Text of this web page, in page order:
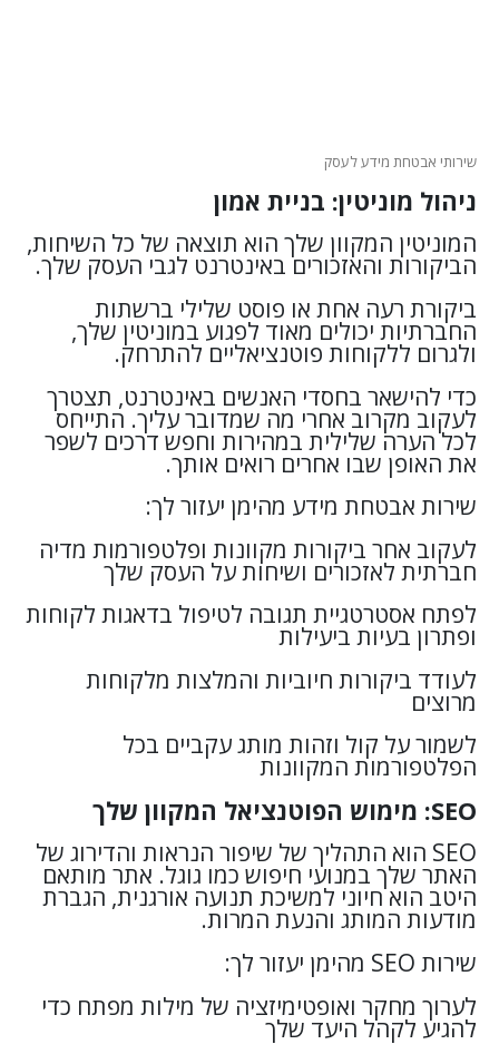
שירותי אבטחת מידע לעסק
ניהול מוניטין: בניית אמון
המוניטין המקוון שלך הוא תוצאה של כל השיחות,
הביקורות והאזכורים באינטרנט לגבי העסק שלך.
ביקורת רעה אחת או פוסט שלילי ברשתות
החברתיות יכולים מאוד לפגוע במוניטין שלך,
ולגרום ללקוחות פוטנציאליים להתרחק.
כדי להישאר בחסדי האנשים באינטרנט, תצטרך
לעקוב מקרוב אחרי מה שמדובר עליך. התייחס
לכל הערה שלילית במהירות וחפש דרכים לשפר
את האופן שבו אחרים רואים אותך.
שירות אבטחת מידע מהימן יעזור לך:
לעקוב אחר ביקורות מקוונות ופלטפורמות מדיה
חברתית לאזכורים ושיחות על העסק שלך
לפתח אסטרטגיית תגובה לטיפול בדאגות לקוחות
ופתרון בעיות ביעילות
לעודד ביקורות חיוביות והמלצות מלקוחות
מרוצים
לשמור על קול וזהות מותג עקביים בכל
הפלטפורמות המקוונות
SEO: מימוש הפוטנציאל המקוון שלך
SEO הוא התהליך של שיפור הנראות והדירוג של
האתר שלך במנועי חיפוש כמו גוגל. אתר מותאם
היטב הוא חיוני למשיכת תנועה אורגנית, הגברת
מודעות המותג והנעת המרות.
שירות SEO מהימן יעזור לך:
לערוך מחקר ואופטימיזציה של מילות מפתח כדי
להגיע לקהל היעד שלך